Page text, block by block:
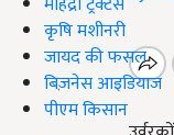
कृषि मशीनरी
जायद की फसल
बिज़नेस आइडियाज
पीएम किसान